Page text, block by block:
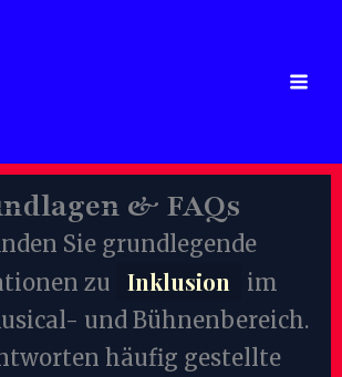
& FAQs
Sie grundlegende
zu
Inklusion
im
und Bühnenbereich.
häufig gestellte